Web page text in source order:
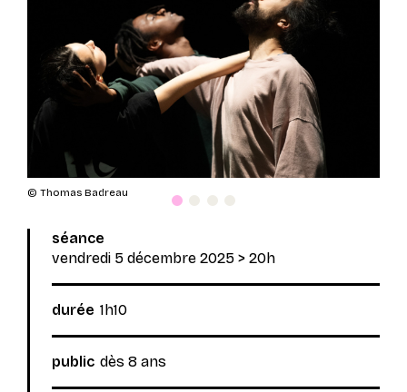
© Thomas Badreau
Spectacle affiché
Spectacle affiché
Spectacle affiché
Spectacle affiché
séance
vendredi 5 décembre 2025 > 20h
durée 1h10
public dès 8 ans